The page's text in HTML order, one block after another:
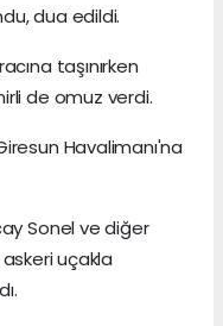
dua edildi.
taşınırken
de omuz verdi.
Havalimanı'na
Sonel ve diğer
askeri uçakla